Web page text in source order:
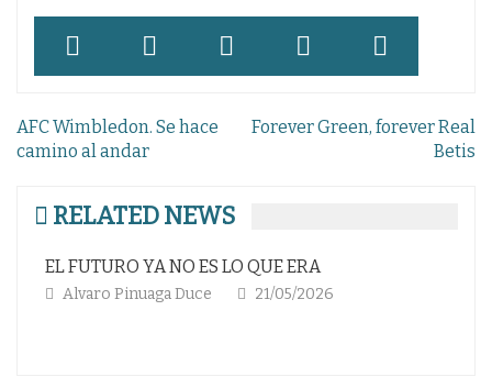
Navegación
de
AFC Wimbledon. Se hace
camino al andar
Forever Green, forever Real
Betis
RELATED NEWS
YA NO ES LO QUE ERA
Duce 21/05/2026